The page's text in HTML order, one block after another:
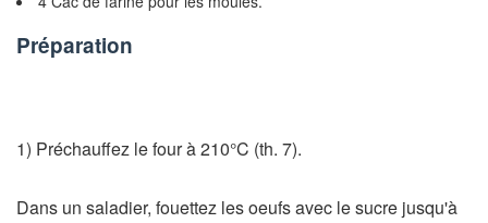
Préparation
1) Préchauffez le four à 210°C (th. 7).
Dans un saladier, fouettez les oeufs avec le sucre jusqu'à